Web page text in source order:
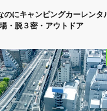
のにキャンピングカーレンタ
・脱３密・アウトドア